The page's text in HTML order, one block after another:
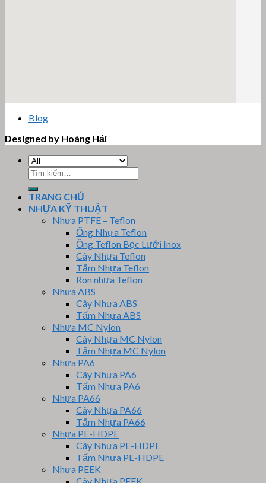
Blog
Designed by Hoàng Hải
Tìm
kiếm:
TRANG CHỦ
NHỰA KỸ THUẬT
Nhựa PTFE – Teflon
Ống Nhựa Teflon
Ống Teflon Bọc Lưới Inox
Cây Nhựa Teflon
Tấm Nhựa Teflon
Ron nhựa Teflon
Nhựa ABS
Cây Nhựa ABS
Tấm Nhựa ABS
Nhựa MC Nylon
Cây Nhựa MC Nylon
Tấm Nhựa MC Nylon
Nhựa PA6
Cây Nhựa PA6
Tấm Nhựa PA6
Nhựa PA66
Cây Nhựa PA66
Tấm Nhựa PA66
Nhựa PE-HDPE
Cây Nhựa PE-HDPE
Tấm Nhựa PE-HDPE
Nhựa PEEK